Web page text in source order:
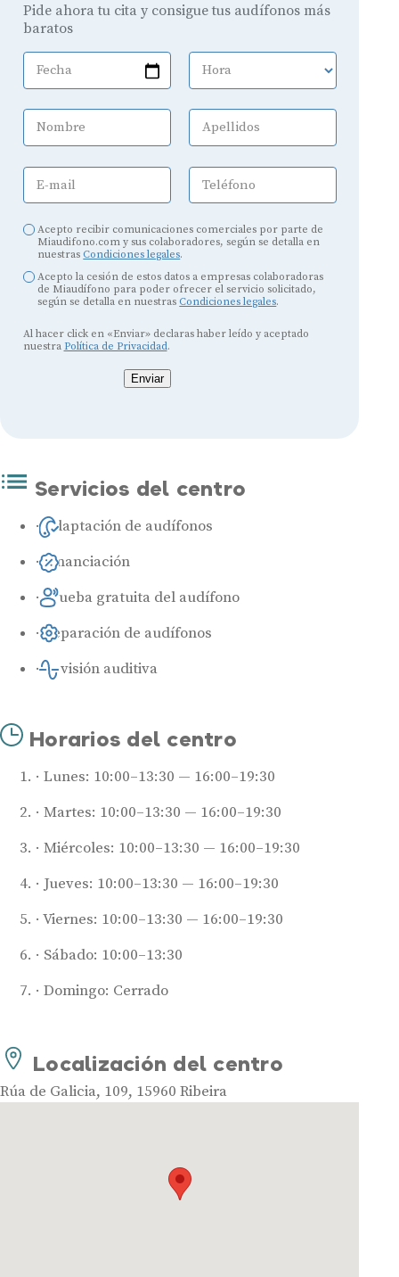
Pide ahora tu cita y consigue tus audífonos más
baratos
Fecha Hora
Nombre Apellidos
E-mail Teléfono
Acepto recibir comunicaciones comerciales por parte de
Miaudifono.com y sus colaboradores, según se detalla en
nuestras Condiciones legales.
Acepto la cesión de estos datos a empresas colaboradoras
de Miaudífono para poder ofrecer el servicio solicitado,
según se detalla en nuestras Condiciones legales.
Al hacer click en «Enviar» declaras haber leído y aceptado
nuestra Política de Privacidad.
Enviar
Servicios del centro
Adaptación de audífonos
Financiación
Prueba gratuita del audífono
Reparación de audífonos
Revisión auditiva
Horarios del centro
Lunes: 10:00–13:30 — 16:00–19:30
Martes: 10:00–13:30 — 16:00–19:30
Miércoles: 10:00–13:30 — 16:00–19:30
Jueves: 10:00–13:30 — 16:00–19:30
Viernes: 10:00–13:30 — 16:00–19:30
Sábado: 10:00–13:30
Domingo: Cerrado
Localización del centro
Rúa de Galicia, 109, 15960 Ribeira
Tipos de audífonos para la sordera
Audífonos baratos
Audífonos potentes